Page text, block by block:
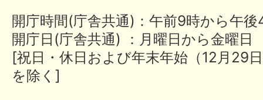
開庁時間(庁舎共通)：午前9時から午
開庁日(庁舎共通) ：月曜日から金曜日
[祝日・休日および年末年始（12月29
を除く]